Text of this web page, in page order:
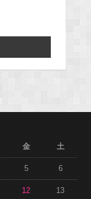
金 土
5 6
12 13